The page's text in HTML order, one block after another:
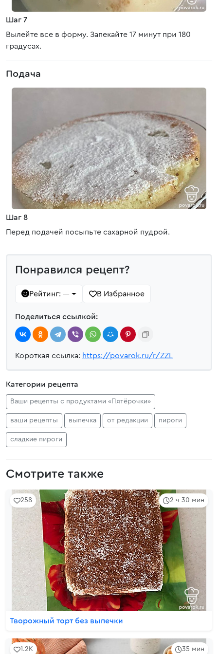
Шаг 7
Вылейте все в форму. Запекайте 17 минут при 180
градусах.
Подача
Шаг 8
Перед подачей посыпьте сахарной пудрой.
Понравился рецепт?
Рейтинг: — В Избранное
Поделиться ссылкой:
Короткая ссылка: https://povarok.ru/r/ZZL
Категории рецепта
Ваши рецепты с продуктами «Пятёрочки»
ваши рецепты выпечка от редакции пироги
сладкие пироги
Смотрите также
2 ч 30 мин
258
Творожный торт без выпечки
35 мин
1.2K